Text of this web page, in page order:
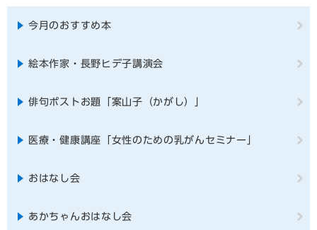
今月のおすすめ本
絵本作家・長野ヒデ子講演会
俳句ポストお題「案山子（かがし）」
医療・健康講座「女性のための乳がんセミナー」
おはなし会
あかちゃんおはなし会